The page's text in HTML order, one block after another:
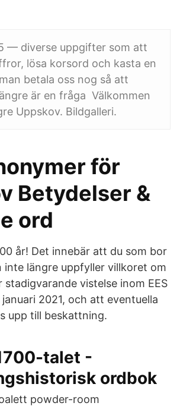
— diverse uppgifter som att
lösa korsord och kasta en
betala oss nog så att
är en fråga Välkommen
Uppskov. Bildgalleri.
för
Betydelser &
ord
år! Det innebär att du som bor
inte längre uppfyller villkoret om
vistelse inom EES
2021, och att eventuella
upp till beskattning.
talet -
ordbok
powder-room